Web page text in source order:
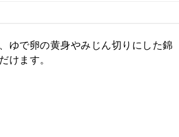
ゆで卵の黄身やみじん切りにした錦
けます。